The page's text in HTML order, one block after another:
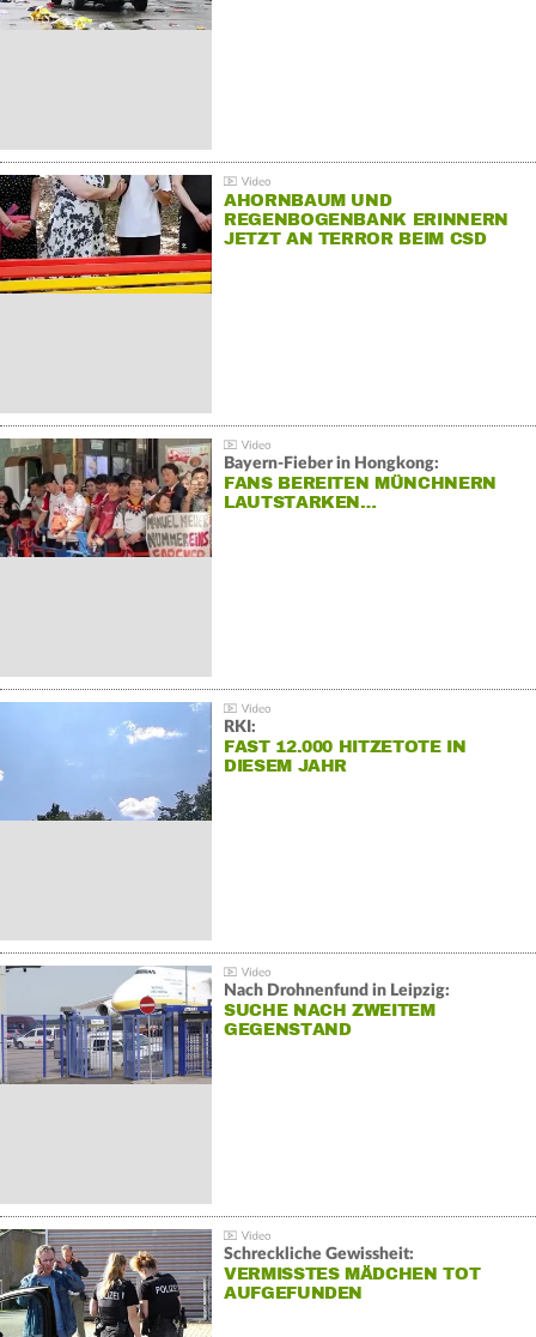
AHORNBAUM UND
REGENBOGENBANK ERINNERN
JETZT AN TERROR BEIM CSD
Bayern-Fieber in Hongkong:
FANS BEREITEN MÜNCHNERN
LAUTSTARKEN…
RKI:
FAST 12.000 HITZETOTE IN
DIESEM JAHR
Nach Drohnenfund in Leipzig:
SUCHE NACH ZWEITEM
GEGENSTAND
Schreckliche Gewissheit:
VERMISSTES MÄDCHEN TOT
AUFGEFUNDEN